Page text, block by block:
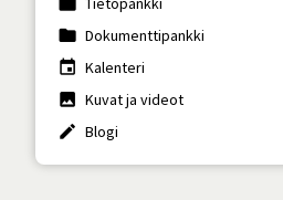
folder Dokumenttipankki
insert_invitation Kalenteri
photo Kuvat ja videot
create Blogi